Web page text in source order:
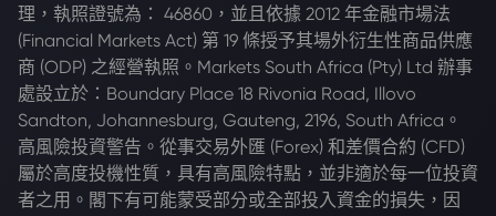
理，執照證號為： 46860，並且依據 2012 年金融市場法
(Financial Markets Act) 第 19 條授予其場外衍生性商品供應
商 (ODP) 之經營執照。Markets South Africa (Pty) Ltd 辦事
處設立於：Boundary Place 18 Rivonia Road, Illovo
Sandton, Johannesburg, Gauteng, 2196, South Africa。
高風險投資警告。從事交易外匯 (Forex) 和差價合約 (CFD)
屬於高度投機性質，具有高風險特點，並非適於每一位投資
者之用。閣下有可能蒙受部分或全部投入資金的損失，因